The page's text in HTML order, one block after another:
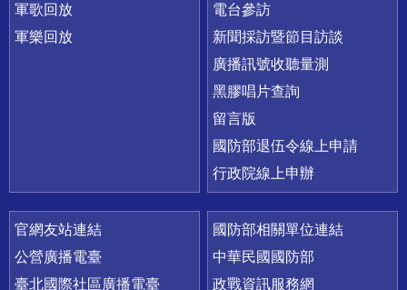
軍歌回放
軍樂回放
電台參訪
新聞採訪暨節目訪談
廣播訊號收聽量測
黑膠唱片查詢
留言版
國防部退伍令線上申請
行政院線上申辦
官網友站連結
公營廣播電臺
臺北國際社區廣播電臺
國防部相關單位連結
中華民國國防部
政戰資訊服務網